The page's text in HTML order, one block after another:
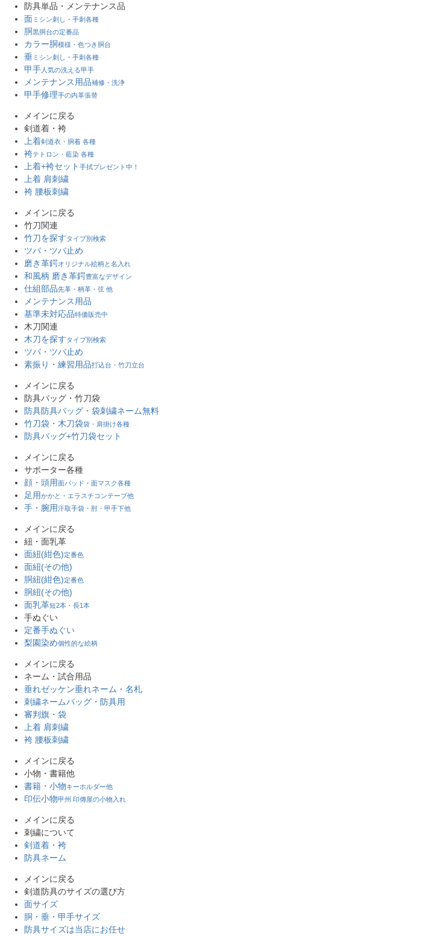
防具単品・メンテナンス品
面 ミシン刺し・手刺各種
胴黒胴台の定番品
カラー胴模様・色つき胴台
垂 ミシン刺し・手刺各種
甲手 人気の洗える甲手
メンテナンス用品補修・洗浄
甲手修理手の内革張替
メインに戻る
剣道着・袴
上着剣道衣・胴着 各種
袴テトロン・藍染 各種
上着+袴セット 手拭プレゼント中！
上着 肩刺繍
袴 腰板刺繍
メインに戻る
竹刀関連
竹刀を探すタイプ別検索
ツバ・ツバ止め
磨き革鍔オリジナル絵柄と名入れ
和風柄 磨き革鍔豊富なデザイン
仕組部品先革・柄革・弦 他
メンテナンス用品
基準未対応品特価販売中
木刀関連
木刀を探すタイプ別検索
ツバ・ツバ止め
素振り・練習用品打込台・竹刀立台
メインに戻る
防具バッグ・竹刀袋
防具防具バッグ・袋刺繍ネーム無料
竹刀袋・木刀袋袋・肩掛け各種
防具バッグ+竹刀袋セット
メインに戻る
サポーター各種
顔・頭用面パッド・面マスク各種
足用かかと・エラスチコンテープ他
手・腕用汗取手袋・肘・甲手下他
メインに戻る
紐・面乳革
面紐(紺色)定番色
面紐(その他)
胴紐(紺色)定番色
胴紐(その他)
面乳革短2本・長1本
手ぬぐい
定番手ぬぐい
梨園染め個性的な絵柄
メインに戻る
ネーム・試合用品
垂れゼッケン垂れネーム・名札
刺繍ネームバッグ・防具用
審判旗・袋
上着 肩刺繍
袴 腰板刺繍
メインに戻る
小物・書籍他
書籍・小物キーホルダー他
印伝小物甲州 印傳屋の小物入れ
メインに戻る
刺繍について
剣道着・袴
防具ネーム
メインに戻る
剣道防具のサイズの選び方
面サイズ
胴・垂・甲手サイズ
防具サイズは当店にお任せ